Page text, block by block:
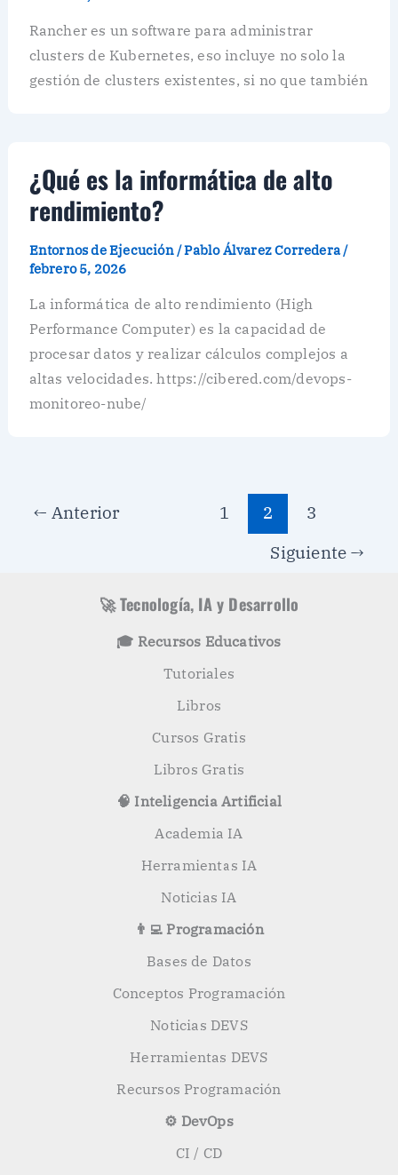
Rancher es un software para administrar
clusters de Kubernetes, eso incluye no solo la
gestión de clusters existentes, si no que también
¿Qué es la informática de alto
rendimiento?
Entornos de Ejecución/Pablo Álvarez Corredera/
febrero 5, 2026
La informática de alto rendimiento (High
Performance Computer) es la capacidad de
procesar datos y realizar cálculos complejos a
altas velocidades. https://cibered.com/devops-
monitoreo-nube/
← Anterior 1 2
3
Siguiente →
🚀 Tecnología, IA y Desarrollo
🎓 Recursos Educativos
Tutoriales
Libros
Cursos Gratis
Libros Gratis
🧠 Inteligencia Artificial
Academia IA
Herramientas IA
Noticias IA
👨‍💻 Programación
Bases de Datos
Conceptos Programación
Noticias DEVS
Herramientas DEVS
Recursos Programación
⚙️ DevOps
CI / CD